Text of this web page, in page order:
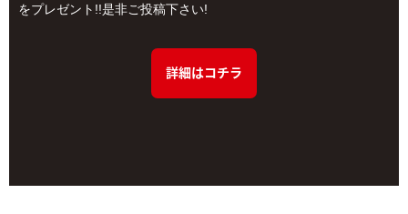
をプレゼント!!是非ご投稿下さい!
詳細はコチラ